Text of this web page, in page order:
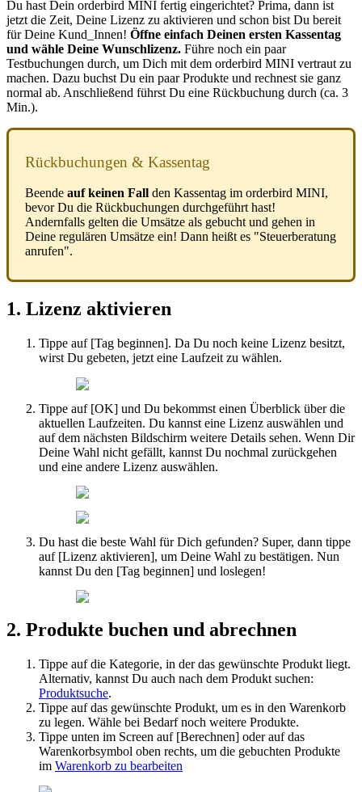
Du hast Dein orderbird MINI fertig eingerichtet? Prima, dann ist
jetzt die Zeit, Deine Lizenz zu aktivieren und schon bist Du bereit
für Deine Kund_Innen! Öffne einfach Deinen ersten Kassentag
und wähle Deine Wunschlizenz. Führe noch ein paar
Testbuchungen durch, um Dich mit dem orderbird MINI vertraut zu
machen. Dazu buchst Du ein paar Produkte und rechnest sie ganz
normal ab. Anschließend führst Du eine Rückbuchung durch (ca. 3
Min.).
Rückbuchungen & Kassentag
Beende auf keinen Fall den Kassentag im orderbird MINI,
bevor Du die Rückbuchungen durchgeführt hast!
Andernfalls gelten die Umsätze als gebucht und gehen in
Deine regulären Umsätze ein! Dann heißt es "Steuerberatung
anrufen".
1. Lizenz aktivieren
Tippe auf [Tag beginnen]. Da Du noch keine Lizenz besitzt,
wirst Du gebeten, jetzt eine Laufzeit zu wählen.
Tippe auf [OK] und Du bekommst einen Überblick über die
aktuellen Laufzeiten. Du kannst eine Lizenz auswählen und
auf dem nächsten Bildschirm weitere Details sehen. Wenn Dir
Deine Wahl nicht gefällt, kannst Du nochmal zurückgehen
und eine andere Lizenz auswählen.
Du hast die beste Wahl für Dich gefunden? Super, dann tippe
auf [Lizenz aktivieren], um Deine Wahl zu bestätigen. Nun
kannst Du den [Tag beginnen] und loslegen!
2. Produkte buchen und abrechnen
Tippe auf die Kategorie, in der das gewünschte Produkt liegt.
Alternativ, kannst Du auch nach dem Produkt suchen:
Produktsuche.
Tippe auf das gewünschte Produkt, um es in den Warenkorb
zu legen. Wähle bei Bedarf noch weitere Produkte.
Tippe unten im Screen auf [Berechnen] oder auf das
Warenkorbsymbol oben rechts, um die gebuchten Produkte
im Warenkorb zu bearbeiten